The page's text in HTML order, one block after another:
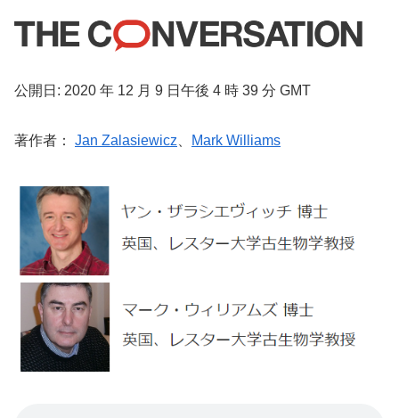
公開日: 2020 年 12 月 9 日午後 4 時 39 分 GMT
著作者： Jan Zalasiewicz、 Mark Williams